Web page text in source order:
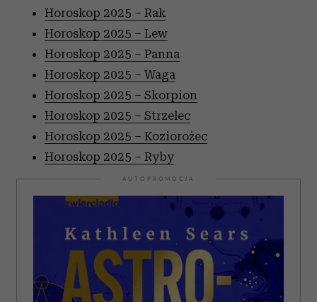
Horoskop 2025 – Rak
Horoskop 2025 – Lew
Horoskop 2025 – Panna
Horoskop 2025 – Waga
Horoskop 2025 – Skorpion
Horoskop 2025 – Strzelec
Horoskop 2025 – Koziorożec
Horoskop 2025 – Ryby
AUTOPROMOCJA